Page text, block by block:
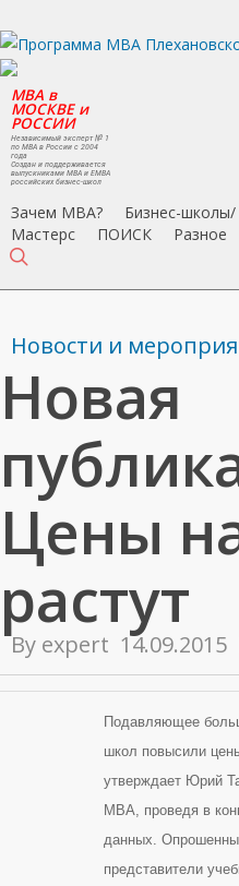
to
main
content
MBA в
МОСКВЕ и
РОССИИ
Независимый эксперт № 1
по MBA в России с 2004
года
Создан и поддерживается
выпускниками MBA и EMBA
российских бизнес-школ
Зачем MBA? Бизнес-школы/
Мастерс
ПОИСК Разное
Новости и
Новая
Цены
растут
By expert 14.09.2015
Подавляющее
школ повысили
утверждает Юрий
МВА, проведя в
данных.
представители